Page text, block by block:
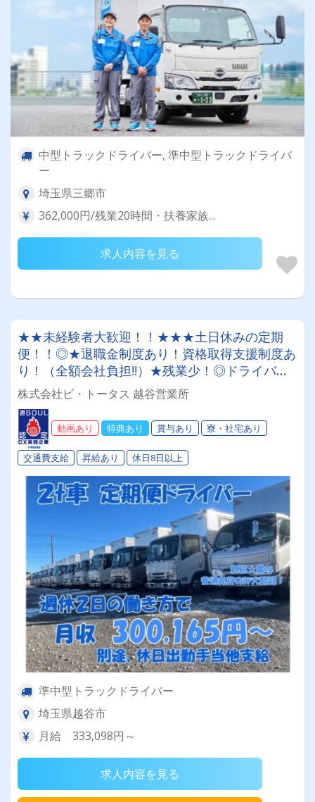
中型トラックドライバー, 準中型トラックドライバ
ー
埼玉県三郷市
362,000円/残業20時間・扶養家族...
求人内容を見る
★★未経験者大歓迎！！★★★土日休みの定期
便！！◎★退職金制度あり！資格取得支援制度あ
り！（全額会社負担!!）★残業少！◎ドライバー
デビューを応援します!!★リノベーション部屋の
資材配送ドライバー★働きやすい職場認証制度取
得★朝8時前後出勤！拘束時間8～9時間★夜間業
務無し！
株式会社ビ・トータス 越谷営業所
動画あり 特典あり 賞与あり 寮・社宅あり
交通費支給 昇給あり 休日8日以上
準中型トラックドライバー
埼玉県越谷市
月給 333,098円～
求人内容を見る